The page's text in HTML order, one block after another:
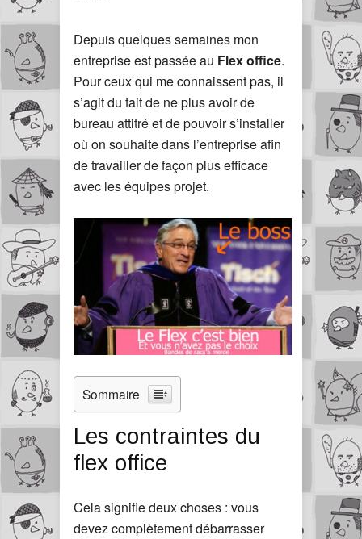
Depuis quelques semaines mon
entreprise est passée au Flex office.
Pour ceux qui me connaissent pas, il
s’agit du fait de ne plus avoir de
bureau attitré et de pouvoir s’installer
où on souhaite dans l’entreprise afin
de travailler de façon plus efficace
avec les équipes projet.
Sommaire
Les contraintes du
flex office
Cela signifie deux choses : vous
devez complètement débarrasser